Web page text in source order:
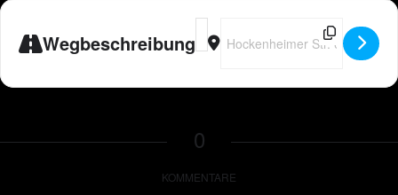
Wegbeschreibung
Address - Peter Wackel LIVE in
Destination Address - Peter
0
KOMMENTARE